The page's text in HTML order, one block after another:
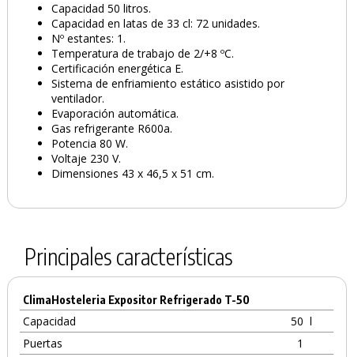
Capacidad 50 litros.
Capacidad en latas de 33 cl: 72 unidades.
Nº estantes: 1.
Temperatura de trabajo de 2/+8 ºC.
Certificación energética E.
Sistema de enfriamiento estático asistido por
ventilador.
Evaporación automática.
Gas refrigerante R600a.
Potencia 80 W.
Voltaje 230 V.
Dimensiones 43 x 46,5 x 51 cm.
Principales características
ClimaHosteleria Expositor Refrigerado T-50
Capacidad 50 l
Puertas
1